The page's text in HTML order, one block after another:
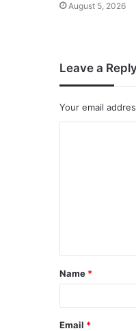
August 5, 2026
Leave a
Your email
Name *
Email *